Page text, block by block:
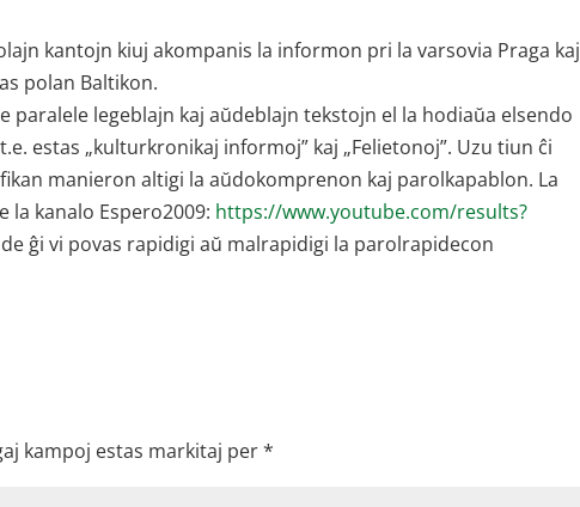
kantojn kiuj akompanis la informon pri la varsovia Praga kaj
polan Baltikon.
paralele legeblajn kaj aŭdeblajn tekstojn el la hodiaŭa elsendo
estas „kulturkronikaj informoj” kaj „Felietonoj”. Uzu tiun ĉi
manieron altigi la aŭdokomprenon kaj parolkapablon. La
la kanalo Espero2009: https://www.youtube.com/results?
de ĝi vi povas rapidigi aŭ malrapidigi la parolrapidecon
kampoj estas markitaj per*